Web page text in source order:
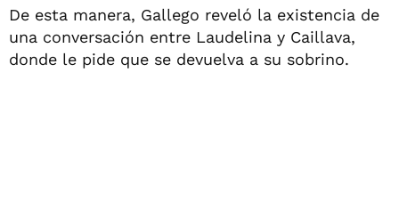
De esta manera, Gallego reveló la existencia de
una conversación entre Laudelina y Caillava,
donde le pide que se devuelva a su sobrino.